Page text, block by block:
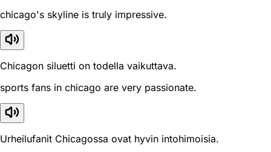
chicago's skyline is truly impressive.
Chicagon siluetti on todella vaikuttava.
sports fans in chicago are very passionate.
Urheilufanit Chicagossa ovat hyvin intohimoisia.